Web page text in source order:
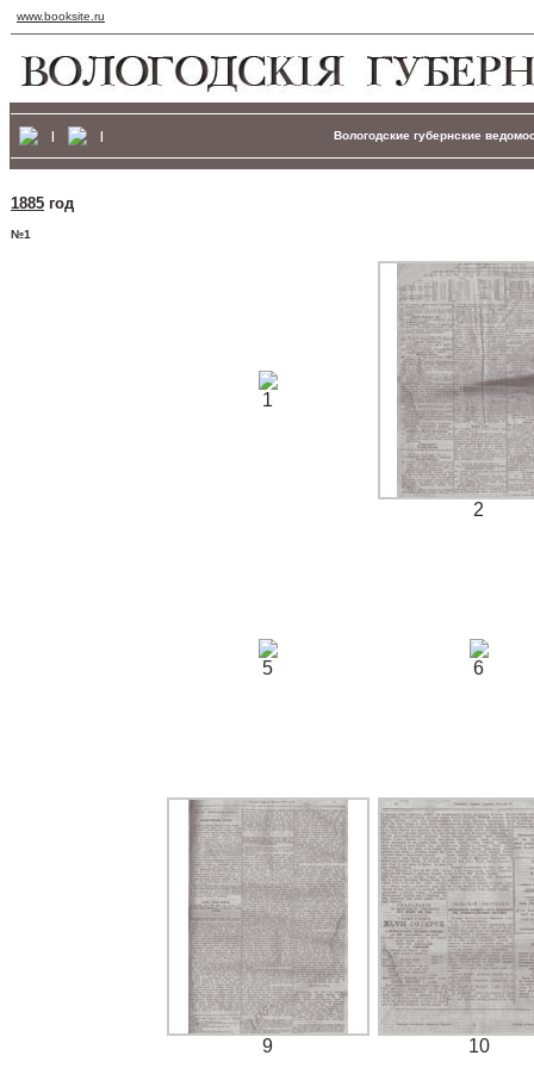
www.booksite.ru
| | Вологодские губернские
1885 год
№1
1
2
5 6
9 10